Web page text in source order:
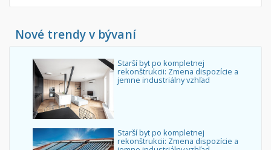
Nové trendy v bývaní
Starší byt po kompletnej
rekonštrukcii: Zmena dispozície a
jemne industriálny vzhľad
Starší byt po kompletnej
rekonštrukcii: Zmena dispozície a